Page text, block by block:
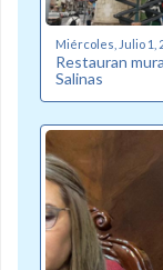
Miércoles, Julio 1,
Restauran
Salinas